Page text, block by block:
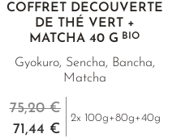
COFFRET DÉCOUVERTE
DE THÉ VERT +
MATCHA40 G BIO
Gyokuro, Sencha, Bancha,
Matcha
71,44 €
75,20 €
2x 100g+80g+40g